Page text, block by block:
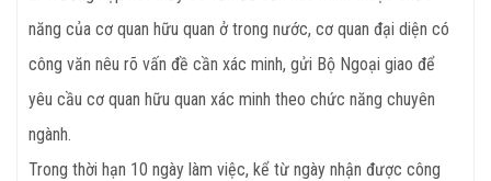
năng của cơ quan hữu quan ở trong nước, cơ quan đại diện có
công văn nêu rõ vấn đề cần xác minh, gửi Bộ Ngoại giao để
yêu cầu cơ quan hữu quan xác minh theo chức năng chuyên
ngành.
Trong thời hạn 10 ngày làm việc, kể từ ngày nhận được công